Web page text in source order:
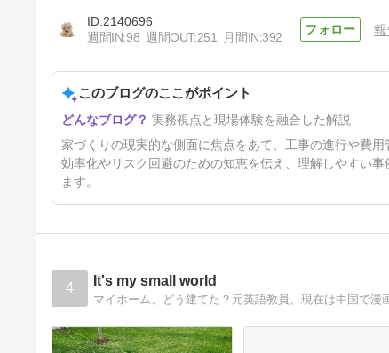
会ってみた － C値0.1より印象
に残った「職人を見る職人」の
34日前
2140696
週間IN:98 週間OUT:251 月間IN:392
このブログのここがポイント
実務視点と現場体験を融合した解説
家づくりの現実的な側面に焦点をあて、工事の進行や費
効率化やリスク回避のための知恵を伝え、理解しやすい
ます。
4 It's my small world
マイホーム、どう建てた？元英語教員、現在は中国で漫